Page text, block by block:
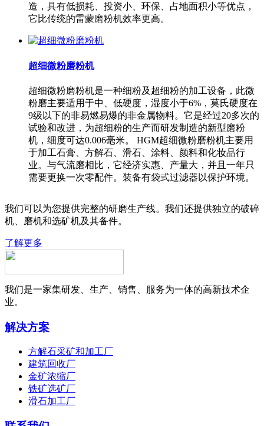
造，具有低损耗、投资小、环保、占地面积小等优点，
它比传统的雷蒙磨粉机效率更高。
超细微粉磨粉机
超细微粉磨粉机是一种细粉及超细粉的加工设备，此微
粉磨主要适用于中、低硬度，湿度小于6%，莫氏硬度在
9级以下的非易燃易爆的非金属物料。它是经过20多次的
试验和改进，为超细粉的生产而研发制造的新型磨粉
机，细度可达0.006毫米。 HGM超细微粉磨粉机主要用
于加工石膏、方解石、滑石、涂料、颜料和化妆品行
业。与气流磨相比，它经济实惠、产量大，并且一年只
需要更换一次零配件。装备有袋式过滤器以保护环境。
我们可以为您提供完整的研磨生产线。我们还提供独立的破碎
机、磨机和选矿机及其备件。
了解更多
我们是一家集研发、生产、销售、服务为一体的高新技术企
业。
解决方案
方解石采矿和加工厂
建筑回收厂
金矿浓缩厂
铁矿选矿厂
滑石加工厂